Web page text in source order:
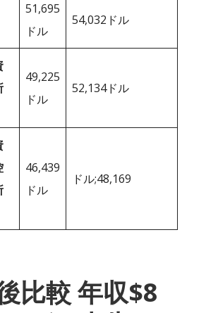
51,695
ドル
54,032ドル
49,225
ドル
52,134ドル
46,439
ドル
ドル;48,169
比較 年収$8